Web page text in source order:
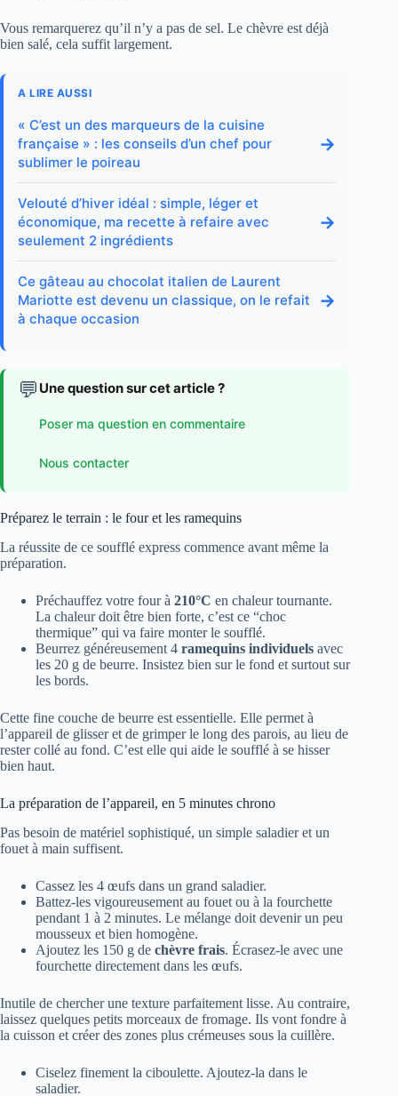
Vous remarquerez qu’il n’y a pas de sel. Le chèvre est déjà
bien salé, cela suffit largement.
A LIRE AUSSI
« C’est un des marqueurs de la cuisine
française » : les conseils d’un chef pour
sublimer le poireau
→
Velouté d’hiver idéal : simple, léger et
économique, ma recette à refaire avec
seulement 2 ingrédients
→
Ce gâteau au chocolat italien de Laurent
Mariotte est devenu un classique, on le refait
à chaque occasion
→
💬 Une question sur cet article ?
Poser ma question en commentaire
Nous contacter
Préparez le terrain : le four et les ramequins
La réussite de ce soufflé express commence avant même la
préparation.
Préchauffez votre four à 210°C en chaleur tournante.
La chaleur doit être bien forte, c’est ce “choc
thermique” qui va faire monter le soufflé.
Beurrez généreusement 4 ramequins individuels avec
les 20 g de beurre. Insistez bien sur le fond et surtout sur
les bords.
Cette fine couche de beurre est essentielle. Elle permet à
l’appareil de glisser et de grimper le long des parois, au lieu de
rester collé au fond. C’est elle qui aide le soufflé à se hisser
bien haut.
La préparation de l’appareil, en 5 minutes chrono
Pas besoin de matériel sophistiqué, un simple saladier et un
fouet à main suffisent.
Cassez les 4 œufs dans un grand saladier.
Battez-les vigoureusement au fouet ou à la fourchette
pendant 1 à 2 minutes. Le mélange doit devenir un peu
mousseux et bien homogène.
Ajoutez les 150 g de chèvre frais. Écrasez-le avec une
fourchette directement dans les œufs.
Inutile de chercher une texture parfaitement lisse. Au contraire,
laissez quelques petits morceaux de fromage. Ils vont fondre à
la cuisson et créer des zones plus crémeuses sous la cuillère.
Ciselez finement la ciboulette. Ajoutez-la dans le
saladier.